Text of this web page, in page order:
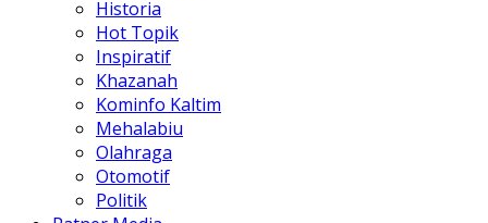
Historia
Hot Topik
Inspiratif
Khazanah
Kominfo Kaltim
Mehalabiu
Olahraga
Otomotif
Politik